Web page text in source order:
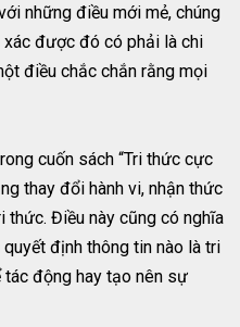
những điều mới mẻ, chúng
được đó có phải là chi
điều chắc chắn rằng mọi
cuốn sách “Tri thức cực
thay đổi hành vi, nhận thức
Điều này cũng có nghĩa
định thông tin nào là tri
tác động hay tạo nên sự